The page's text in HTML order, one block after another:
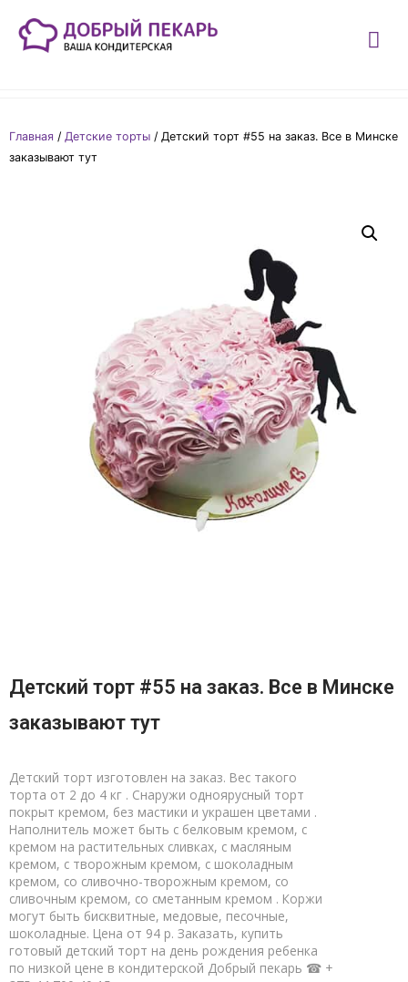
Главная / Детские торты / Детский торт #55 на заказ. Все в Минске
заказывают тут
Детский торт #55 на заказ. Все в Минске
заказывают тут
Детский торт изготовлен на заказ. Вес такого
торта от 2 до 4 кг . Снаружи одноярусный торт
покрыт кремом, без мастики и украшен цветами .
Наполнитель может быть с белковым кремом, с
кремом на растительных сливках, с масляным
кремом, с творожным кремом, с шоколадным
кремом, со сливочно-творожным кремом, со
сливочным кремом, со сметанным кремом . Коржи
могут быть бисквитные, медовые, песочные,
шоколадные. Цена от 94 р. Заказать, купить
готовый детский торт на день рождения ребенка
по низкой цене в кондитерской Добрый пекарь ☎ +